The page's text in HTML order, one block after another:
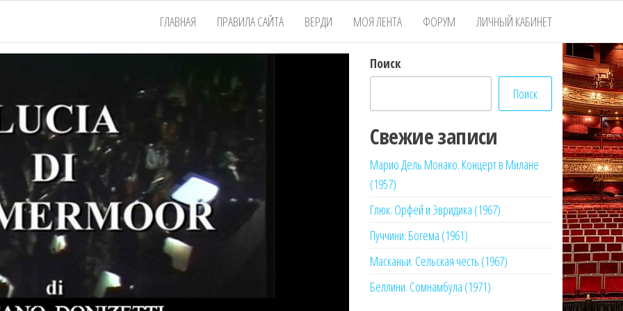
ГЛАВНАЯ ПРАВИЛА САЙТА ВЕРДИ МОЯ ЛЕНТА ФОРУМ ЛИЧНЫЙ КАБИНЕТ
Поиск
Поиск
Свежие записи
Марио Дель Монако. Концерт в Милане
(1957)
Глюк. Орфей и Эвридика (1967)
Пуччини. Богема (1961)
Масканьи. Сельская честь (1967)
Беллини. Сомнамбула (1971)